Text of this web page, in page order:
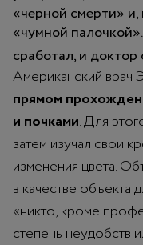
«черной смерти»
«чумной
сработал, и доктор
Американский врач
прямом
и почками. Для
затем изучал свои
изменения цвета.
в качестве объекта
«никто, кроме
степень неудобств